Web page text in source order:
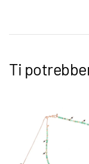
Ti